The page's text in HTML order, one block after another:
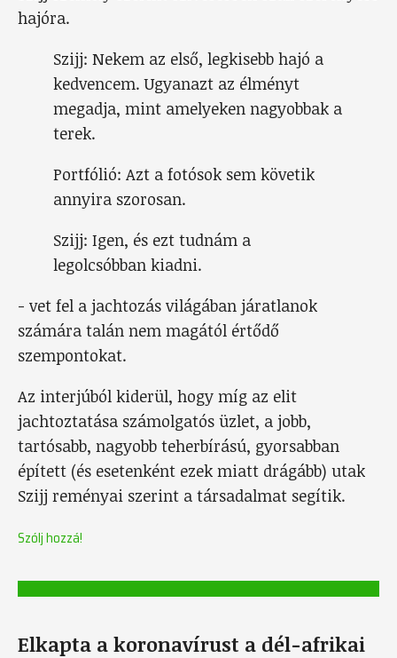
hajóra.
Szijj: Nekem az első, legkisebb hajó a
kedvencem. Ugyanazt az élményt
megadja, mint amelyeken nagyobbak a
terek.
Portfólió: Azt a fotósok sem követik
annyira szorosan.
Szijj: Igen, és ezt tudnám a
legolcsóbban kiadni.
- vet fel a jachtozás világában járatlanok
számára talán nem magától értődő
szempontokat.
Az interjúból kiderül, hogy míg az elit
jachtoztatása számolgatós üzlet, a jobb,
tartósabb, nagyobb teherbírású, gyorsabban
épített (és esetenként ezek miatt drágább) utak
Szijj reményai szerint a társadalmat segítik.
Szólj hozzá!
Elkapta a koronavírust a dél-afrikai